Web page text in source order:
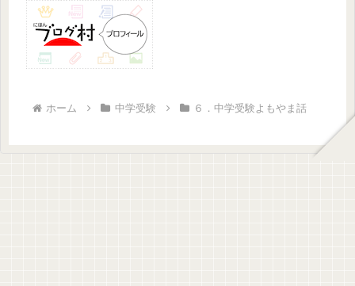
ホーム 中学受験 ６．中学受験よもやま話